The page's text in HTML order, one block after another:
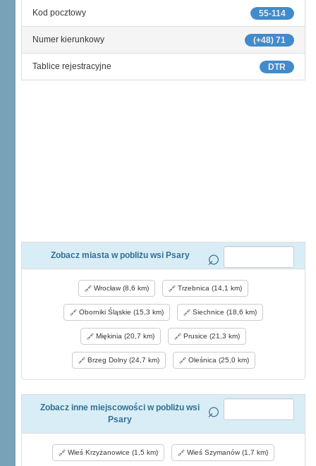
55-114
Kod pocztowy
(+48) 71
Numer kierunkowy
DTR
Tablice rejestracyjne
Zobacz miasta w pobliżu wsi Psary
Wrocław (8,6 km) Trzebnica (14,1 km)
Oborniki Śląskie (15,3 km) Siechnice (18,6 km)
Miękinia (20,7 km) Prusice (21,3 km)
Brzeg Dolny (24,7 km) Oleśnica (25,0 km)
Zobacz inne miejscowości w pobliżu wsi
Psary
Wieś Krzyżanowice (1,5 km) Wieś Szymanów (1,7 km)